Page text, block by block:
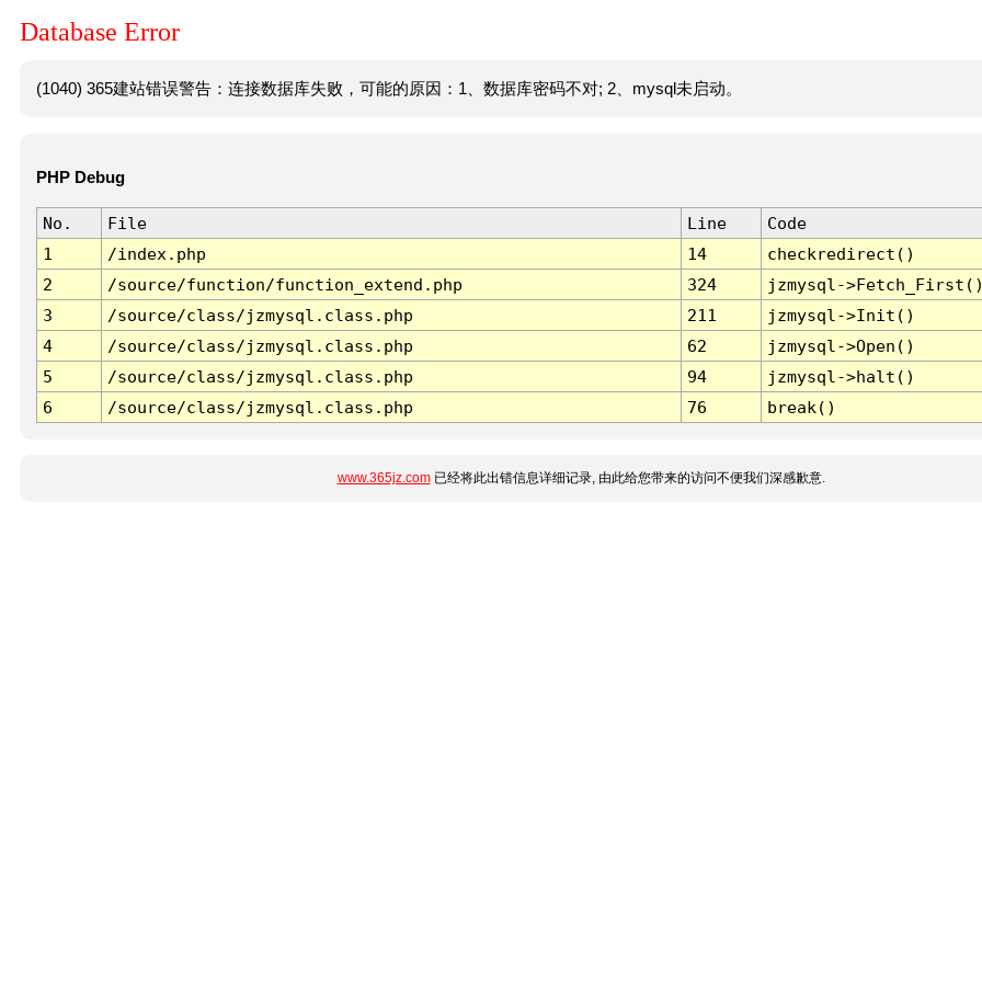
Database Error
(1040) 365建站错误警告：连接数据库失败，可能的原因：1、数据库密码不对; 2、mysql未启动。
PHP Debug
No. File Line
Code
1
/index.php 14
checkredirect()
2
/source/function/function_extend.php 324
jzmysql-
3
/source/class/jzmysql.class.php 211
jzmysql->Init()
4
/source/class/jzmysql.class.php 62
jzmysql->Open()
5
/source/class/jzmysql.class.php 94
jzmysql->halt()
6
/source/class/jzmysql.class.php 76 break()
www.365jz.com已经将此出错信息详细记录, 由此给您带来的访问不便我们深感歉意.